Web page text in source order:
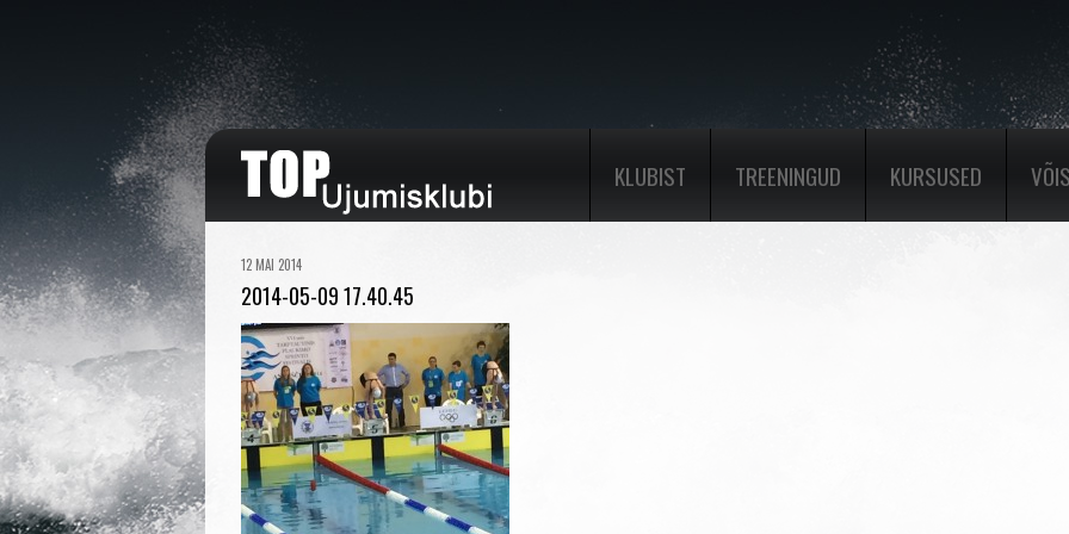
KLUBIST TREENINGUD KURSUSED
12 MAI 2014
2014-05-09 17.40.45